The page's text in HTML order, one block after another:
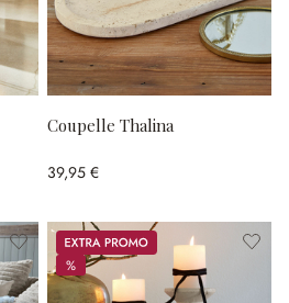
Coupelle Thalina
39,95 €
Promos
%
%